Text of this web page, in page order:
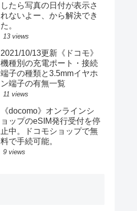
したら写真の日付が表示さ
れないよー、から解決でき
た。
13 views
2021/10/13更新《ドコモ》
機種別の充電ポート・接続
端子の種類と3.5mmイヤホ
ン端子の有無一覧
11 views
《docomo》オンラインシ
ョップのeSIM発行受付を停
止中。ドコモショップで無
料で手続可能。
9 views